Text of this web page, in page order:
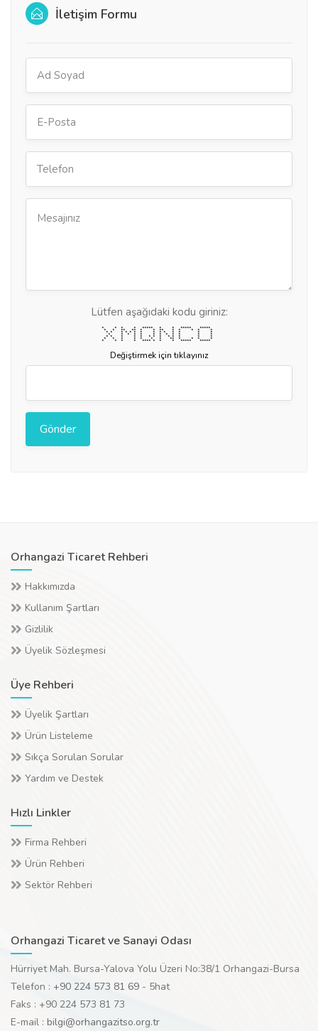
İletişim Formu
Lütfen aşağıdaki kodu giriniz:
* * * * ***** * * ***** *****
* * ** ** * * ** * * * * *
* * * * * * * * * * * * * *
* * * * * * * * * * * *
* * * * * * * * * * * * *
* * * * * * * ** * * * *
* * * * **** * * * ***** *****
Değiştirmek için tıklayınız
Orhangazi Ticaret Rehberi
Hakkımızda
Kullanım Şartları
Gizlilik
Üyelik Sözleşmesi
Üye Rehberi
Üyelik Şartları
Ürün Listeleme
Sıkça Sorulan Sorular
Yardım ve Destek
Hızlı Linkler
Firma Rehberi
Ürün Rehberi
Sektör Rehberi
Orhangazi Ticaret ve Sanayi Odası
Hürriyet Mah. Bursa-Yalova Yolu Üzeri No:38/1 Orhangazi-Bursa
Telefon : +90 224 573 81 69 - 5hat
Faks : +90 224 573 81 73
E-mail : bilgi@orhangazitso.org.tr